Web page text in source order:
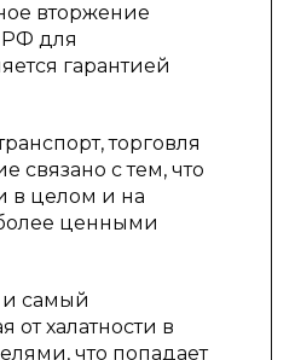
вторжение
РФ для
гарантией
торговля
связано с тем, что
в целом и на
ценными
и самый
халатности в
что попадает